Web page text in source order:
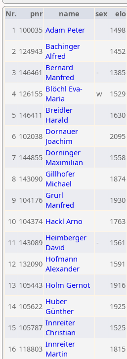
Nr. pnr name sex elo
1 100035 Adam Peter 1498
2 124943 Bachinger
Alfred
1452
3 146461 Bernard
Manfred
- 1385
4 126155 Blöchl Eva-
Maria
w 1529
5 146411 Breidler
Harald
1630
6 102038 Dornauer
Joachim
2095
7 144855 Dorninger
Maximilian
1558
8 143090 Gillhofer
Michael
1874
9 104176 Grurl
Manfred
1930
10 104374 Hackl Arno 1763
11 143089 Heimberger
David
- 1561
12 132090 Hofmann
Alexander
1591
13 105443 Holm Gernot 1916
14 105622 Huber
Günther
1925
15 105787 Innreiter
Christian
1525
16 118803 Innreiter
Martin
1815